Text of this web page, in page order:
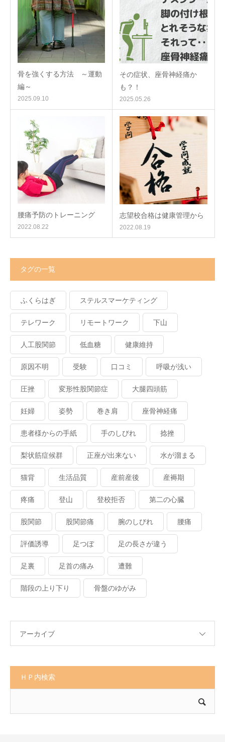
骨を強くする方法 ～運動
編～
2025.09.10
その症状、座骨神経痛か
も？！
2025.05.26
腰痛予防のトレーニング
2022.08.22
志望校合格は健康管理から
2022.08.19
タグの一覧
ふくらはぎ ステルスマーケティング
テレワーク リモートワーク 下山
人工股関節 低血糖 健康維持
原因不明 受験 口コミ 呼吸が浅い
圧挫 変形性股関節症 大腿四頭筋
妊婦 姿勢 巻き肩 座骨神経痛
患者様からの手紙 手のしびれ 捻挫
梨状筋症候群 正座が出来ない 水が溜まる
猫背 生活品質 産前産後 産褥期
疼痛 登山 登校拒否 第二の心臓
股関節 股関節痛 腕のしびれ 腰痛
評価誘導 足つぼ 足の長さが違う
足裏 足首の痛み 遭難
階段の上り下り 骨盤のゆがみ
アーカイブ
ＨＰ内検索